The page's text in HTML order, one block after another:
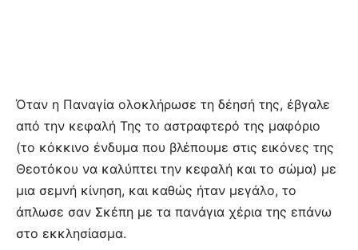
Όταν η Παναγία ολοκλήρωσε τη δέησή της, έβγαλε
από την κεφαλή Της το αστραφτερό της μαφόριο
(το κόκκινο ένδυμα που βλέπουμε στις εικόνες της
Θεοτόκου να καλύπτει την κεφαλή και το σώμα) με
μια σεμνή κίνηση, και καθώς ήταν μεγάλο, το
άπλωσε σαν Σκέπη με τα πανάγια χέρια της επάνω
στο εκκλησίασμα.